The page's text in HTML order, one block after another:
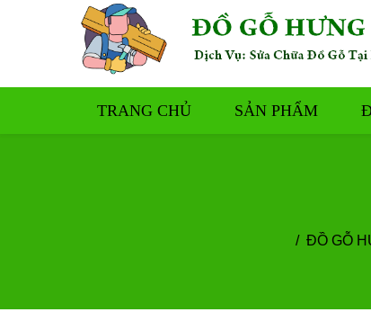
TRANG CHỦ SẢN PHẨM
ĐỒ GỖ